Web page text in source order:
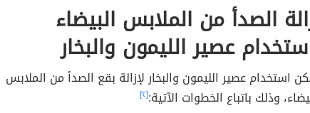
الصدأ من الملابس البيضاء
عصير الليمون والبخار
استخدام عصير الليمون والبخار لإزالة بقع الصدأ من الملابس
وذلك باتباع الخطوات الآتية:[٢]